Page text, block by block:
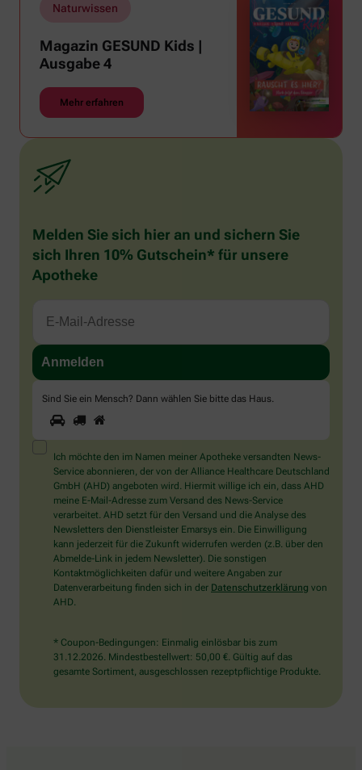
Naturwissen
Magazin GESUND Kids |
Ausgabe 4
Mehr erfahren
Melden Sie sich hier an und sichern Sie
sich Ihren 10% Gutschein* für unsere
Apotheke
Sind Sie ein Mensch? Dann wählen Sie bitte das Haus
Sie
ein
Mensch?
Dann
wählen
Sie
bitte
das
Haus.
1 2
Ich möchte den im Namen meiner Apotheke versandten News-
Service abonnieren, der von der Alliance Healthcare Deutschland
GmbH (AHD) angeboten wird. Hiermit willige ich ein, dass AHD
meine E-Mail-Adresse zum Versand des News-Service
verarbeitet. AHD setzt für den Versand und die Analyse des
Newsletters den Dienstleister Emarsys ein. Die Einwilligung
kann jederzeit für die Zukunft widerrufen werden (z.B. über den
Abmelde-Link in jedem Newsletter). Die sonstigen
Kontaktmöglichkeiten dafür und weitere Angaben zur
Datenverarbeitung finden sich in der Datenschutzerklärung von
AHD.
* Coupon-Bedingungen: Einmalig einlösbar bis zum
31.12.2026. Mindestbestellwert: 50,00 €. Gültig auf das
gesamte Sortiment, ausgeschlossen rezeptpflichtige Produkte.